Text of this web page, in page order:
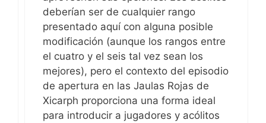
deberían ser de cualquier rango
presentado aquí con alguna posible
modificación (aunque los rangos entre
el cuatro y el seis tal vez sean los
mejores), pero el contexto del episodio
de apertura en las Jaulas Rojas de
Xicarph proporciona una forma ideal
para introducir a jugadores y acólitos